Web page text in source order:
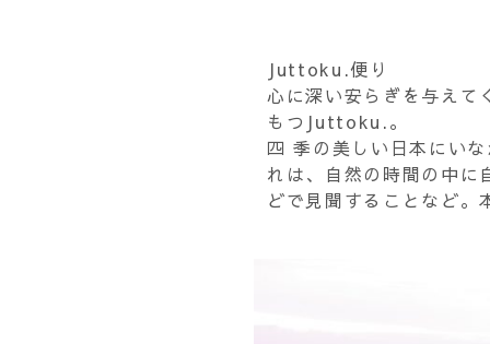
Juttoku.便り
心に深い安らぎを与えて
もつJuttoku.。
四 季の美しい日本にい
れは、自然の時間の中に
どで見聞することなど